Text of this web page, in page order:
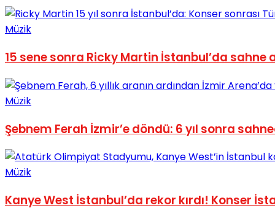
Müzik
15 sene sonra Ricky Martin İstanbul’da sahne
Müzik
Şebnem Ferah İzmir’e döndü: 6 yıl sonra
Müzik
Kanye West İstanbul’da rekor kırdı! Konser